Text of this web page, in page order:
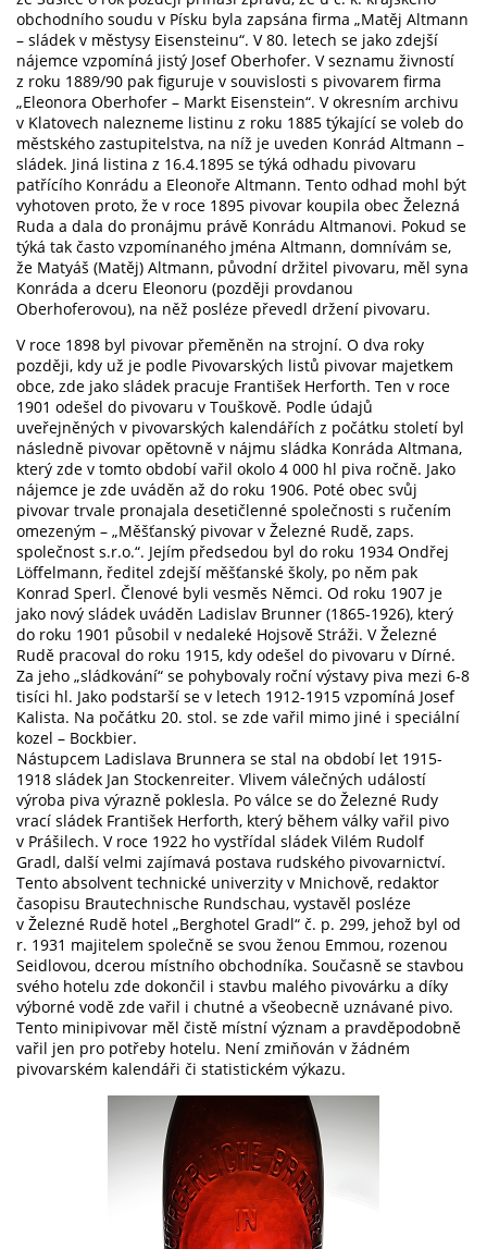
obchodního soudu v Písku byla zapsána firma „Matěj Altmann
– sládek v městysy Eisensteinu“. V 80. letech se jako zdejší
nájemce vzpomíná jistý Josef Oberhofer. V seznamu živností
z roku 1889/90 pak figuruje v souvislosti s pivovarem firma
„Eleonora Oberhofer – Markt Eisenstein“. V okresním archivu
v Klatovech nalezneme listinu z roku 1885 týkající se voleb do
městského zastupitelstva, na níž je uveden Konrád Altmann –
sládek. Jiná listina z 16.4.1895 se týká odhadu pivovaru
patřícího Konrádu a Eleonoře Altmann. Tento odhad mohl být
vyhotoven proto, že v roce 1895 pivovar koupila obec Železná
Ruda a dala do pronájmu právě Konrádu Altmanovi. Pokud se
týká tak často vzpomínaného jména Altmann, domnívám se,
že Matyáš (Matěj) Altmann, původní držitel pivovaru, měl syna
Konráda a dceru Eleonoru (později provdanou
Oberhoferovou), na něž posléze převedl držení pivovaru.
V roce 1898 byl pivovar přeměněn na strojní. O dva roky
později, kdy už je podle Pivovarských listů pivovar majetkem
obce, zde jako sládek pracuje František Herforth. Ten v roce
1901 odešel do pivovaru v Touškově. Podle údajů
uveřejněných v pivovarských kalendářích z počátku století byl
následně pivovar opětovně v nájmu sládka Konráda Altmana,
který zde v tomto období vařil okolo 4 000 hl piva ročně. Jako
nájemce je zde uváděn až do roku 1906. Poté obec svůj
pivovar trvale pronajala desetičlenné společnosti s ručením
omezeným – „Měšťanský pivovar v Železné Rudě, zaps.
společnost s.r.o.“. Jejím předsedou byl do roku 1934 Ondřej
Löffelmann, ředitel zdejší měšťanské školy, po něm pak
Konrad Sperl. Členové byli vesměs Němci. Od roku 1907 je
jako nový sládek uváděn Ladislav Brunner (1865-1926), který
do roku 1901 působil v nedaleké Hojsově Stráži. V Železné
Rudě pracoval do roku 1915, kdy odešel do pivovaru v Dírné.
Za jeho „sládkování“ se pohybovaly roční výstavy piva mezi 6-8
tisíci hl. Jako podstarší se v letech 1912-1915 vzpomíná Josef
Kalista. Na počátku 20. stol. se zde vařil mimo jiné i speciální
kozel – Bockbier.
Nástupcem Ladislava Brunnera se stal na období let 1915-
1918 sládek Jan Stockenreiter. Vlivem válečných událostí
výroba piva výrazně poklesla. Po válce se do Železné Rudy
vrací sládek František Herforth, který během války vařil pivo
v Prášilech. V roce 1922 ho vystřídal sládek Vilém Rudolf
Gradl, další velmi zajímavá postava rudského pivovarnictví.
Tento absolvent technické univerzity v Mnichově, redaktor
časopisu Brautechnische Rundschau, vystavěl posléze
v Železné Rudě hotel „Berghotel Gradl“ č. p. 299, jehož byl od
r. 1931 majitelem společně se svou ženou Emmou, rozenou
Seidlovou, dcerou místního obchodníka. Současně se stavbou
svého hotelu zde dokončil i stavbu malého pivovárku a díky
výborné vodě zde vařil i chutné a všeobecně uznávané pivo.
Tento minipivovar měl čistě místní význam a pravděpodobně
vařil jen pro potřeby hotelu. Není zmiňován v žádném
pivovarském kalendáři či statistickém výkazu.